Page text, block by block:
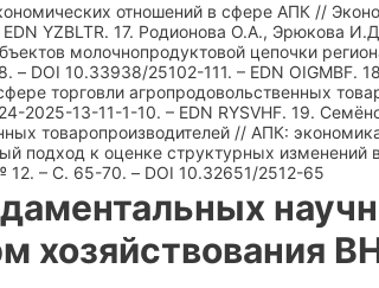
отношений в сфере АПК //
YZBLTR. 17. Родионова О.А., Эрюкова
молочнопродуктовой цепочки
– DOI 10.33938/25102-111. – EDN
торговли агропродовольственных
2025-13-11-1-10. – EDN RYSVHF. 19.
товаропроизводителей // АПК:
подход к оценке структурных
12. – С. 65-70. – DOI 10.32651/2512-65